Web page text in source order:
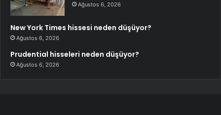
Ağustos 6, 2026
New York Times hissesi neden düşüyor?
Ağustos 6, 2026
Prudential hisseleri neden düşüyor?
Ağustos 6, 2026